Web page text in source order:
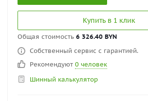
Купить в 1 клик
Общая стоимость 6 326.40 BYN
Собственный сервис с гарантией.
Рекомендуют 0 человек
Шинный калькулятор